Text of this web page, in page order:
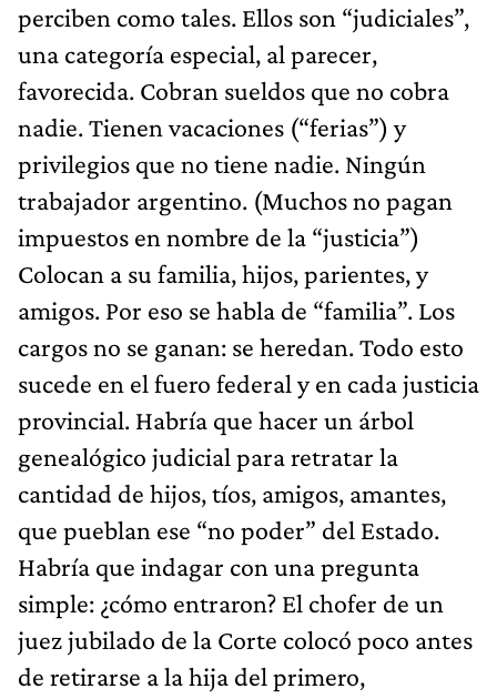
perciben como tales. Ellos son “judiciales”,
una categoría especial, al parecer,
favorecida. Cobran sueldos que no cobra
nadie. Tienen vacaciones (“ferias”) y
privilegios que no tiene nadie. Ningún
trabajador argentino. (Muchos no pagan
impuestos en nombre de la “justicia”)
Colocan a su familia, hijos, parientes, y
amigos. Por eso se habla de “familia”. Los
cargos no se ganan: se heredan. Todo esto
sucede en el fuero federal y en cada justicia
provincial. Habría que hacer un árbol
genealógico judicial para retratar la
cantidad de hijos, tíos, amigos, amantes,
que pueblan ese “no poder” del Estado.
Habría que indagar con una pregunta
simple: ¿cómo entraron? El chofer de un
juez jubilado de la Corte colocó poco antes
de retirarse a la hija del primero,